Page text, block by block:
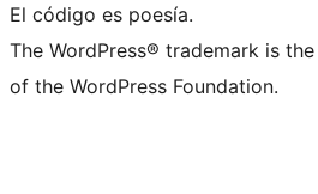
El código es poesía.
The WordPress® trademark is
of the WordPress Foundation.